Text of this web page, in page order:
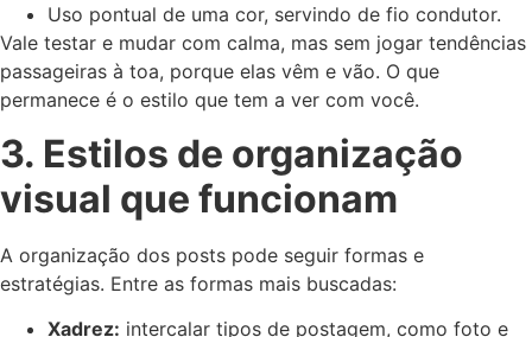
Uso pontual de uma cor, servindo de fio condutor.
Vale testar e mudar com calma, mas sem jogar tendências
passageiras à toa, porque elas vêm e vão. O que
permanece é o estilo que tem a ver com você.
3. Estilos de organização
visual que funcionam
A organização dos posts pode seguir formas e
estratégias. Entre as formas mais buscadas:
Xadrez: intercalar tipos de postagem, como foto e